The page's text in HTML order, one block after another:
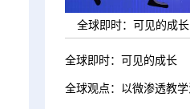
全球即时：可见的成长
全球即时：可见的成长